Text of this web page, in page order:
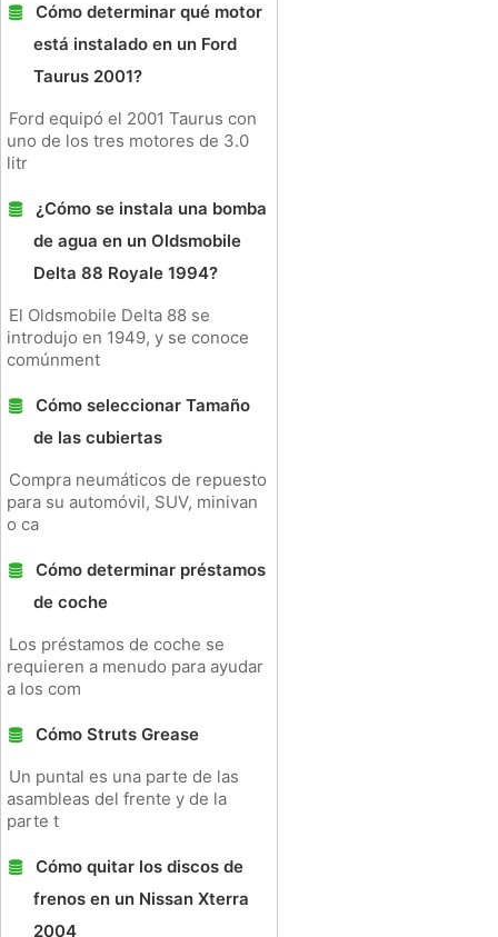
Cómo determinar qué motor
está instalado en un Ford
Taurus 2001?
Ford equipó el 2001 Taurus con
uno de los tres motores de 3.0
litr
¿Cómo se instala una bomba
de agua en un Oldsmobile
Delta 88 Royale 1994?
El Oldsmobile Delta 88 se
introdujo en 1949, y se conoce
comúnment
Cómo seleccionar Tamaño
de las cubiertas
Compra neumáticos de repuesto
para su automóvil, SUV, minivan
o ca
Cómo determinar préstamos
de coche
Los préstamos de coche se
requieren a menudo para ayudar
a los com
Cómo Struts Grease
Un puntal es una parte de las
asambleas del frente y de la
parte t
Cómo quitar los discos de
frenos en un Nissan Xterra
2004